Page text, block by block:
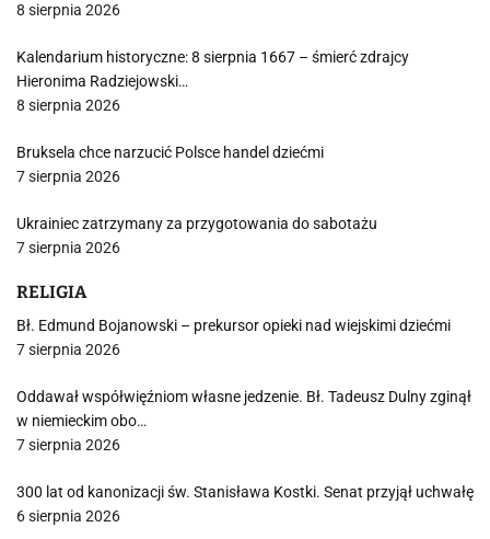
8 sierpnia 2026
Kalendarium historyczne: 8 sierpnia 1667 – śmierć zdrajcy
Hieronima Radziejowski…
8 sierpnia 2026
Bruksela chce narzucić Polsce handel dziećmi
7 sierpnia 2026
Ukrainiec zatrzymany za przygotowania do sabotażu
7 sierpnia 2026
RELIGIA
Bł. Edmund Bojanowski – prekursor opieki nad wiejskimi dziećmi
7 sierpnia 2026
Oddawał współwięźniom własne jedzenie. Bł. Tadeusz Dulny zginął
w niemieckim obo…
7 sierpnia 2026
300 lat od kanonizacji św. Stanisława Kostki. Senat przyjął uchwałę
6 sierpnia 2026